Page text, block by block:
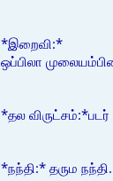
*இறைவி:*
ஒப்பிலா
*தல
*நந்தி:* தரும நந்தி.